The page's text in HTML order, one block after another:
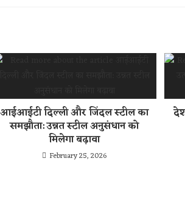
आईआईटी दिल्ली और जिंदल स्टील का
समझौता: उन्नत स्टील अनुसंधान को
मिलेगा बढ़ावा
February 25, 2026